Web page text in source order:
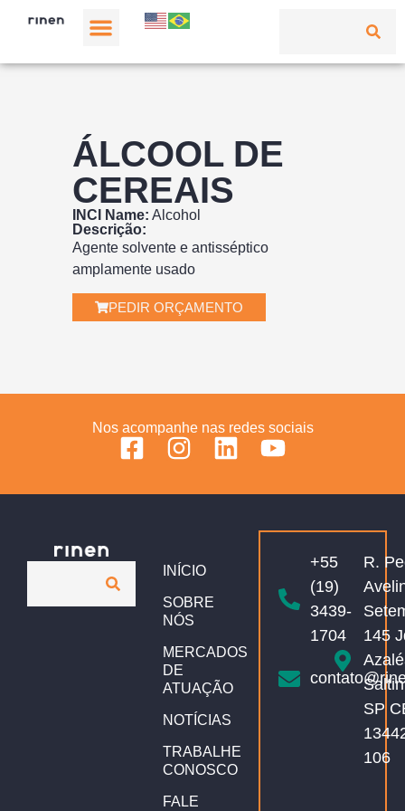
ÁLCOOL DE
CEREAIS
INCI Name: Alcohol
Descrição:
Agente solvente e antisséptico
amplamente usado
PEDIR ORÇAMENTO
Nos acompanhe nas redes sociais
INÍCIO
SOBRE
NÓS
MERCADOS
DE
ATUAÇÃO
NOTÍCIAS
TRABALHE
CONOSCO
FALE
+55
(19)
3439-
1704
R.
145
SP
106